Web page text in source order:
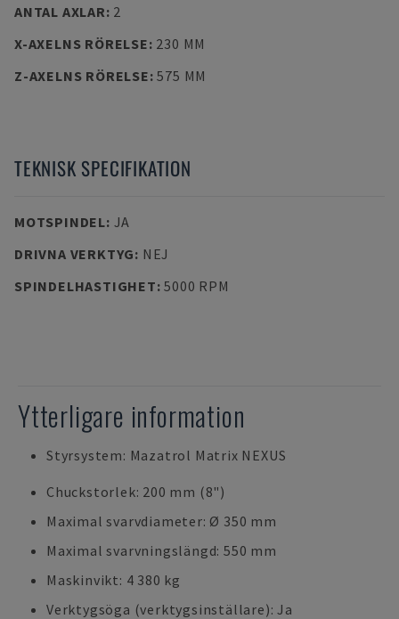
ANTAL AXLAR: 2
X-AXELNS RÖRELSE: 230 MM
Z-AXELNS RÖRELSE:575 MM
TEKNISK SPECIFIKATION
MOTSPINDEL: JA
DRIVNA VERKTYG: NEJ
SPINDELHASTIGHET:5000 RPM
Ytterligare information
Styrsystem: Mazatrol Matrix NEXUS
Chuckstorlek: 200 mm (8")
Maximal svarvdiameter: Ø 350 mm
Maximal svarvningslängd: 550 mm
Maskinvikt: 4 380 kg
Verktygsöga (verktygsinställare): Ja